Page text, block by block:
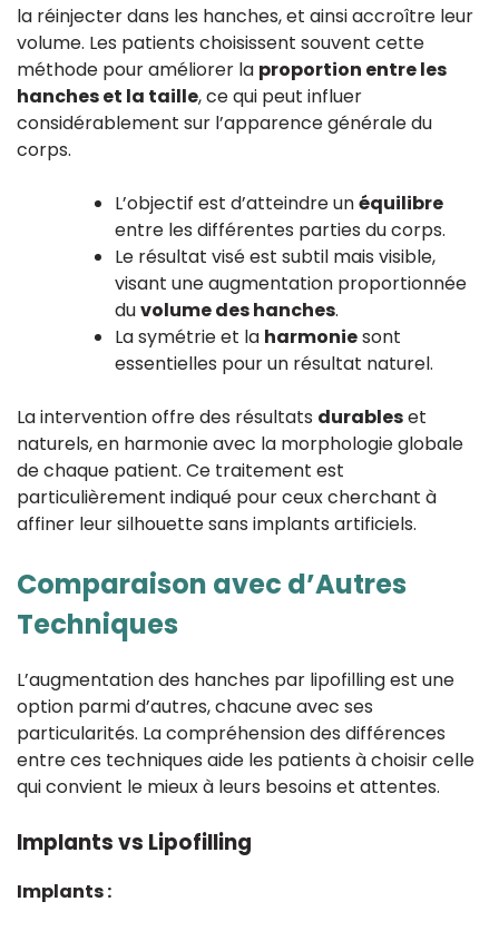
la réinjecter dans les hanches, et ainsi accroître leur
volume. Les patients choisissent souvent cette
méthode pour améliorer la proportion entre les
hanches et la taille, ce qui peut influer
considérablement sur l’apparence générale du
corps.
L’objectif est d’atteindre unéquilibre
entre les différentes parties du corps.
Le résultat visé est subtil mais visible,
visant une augmentation proportionnée
duvolume des hanches.
La symétrie et la harmoniesont
essentielles pour un résultat naturel.
La intervention offre des résultats durableset
naturels, en harmonie avec la morphologie globale
de chaque patient. Ce traitement est
particulièrement indiqué pour ceux cherchant à
affiner leur silhouette sans implants artificiels.
Comparaison avec d’Autres
Techniques
L’augmentation des hanches par lipofilling est une
option parmi d’autres, chacune avec ses
particularités. La compréhension des différences
entre ces techniques aide les patients à choisir celle
qui convient le mieux à leurs besoins et attentes.
Implants vs Lipofilling
Implants :